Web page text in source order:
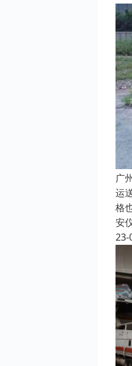
广
运
格
安
23-